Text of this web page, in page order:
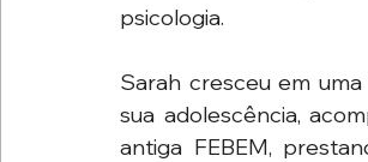
psicologia.
Sarah cresceu em
sua adolescência,
antiga FEBEM,